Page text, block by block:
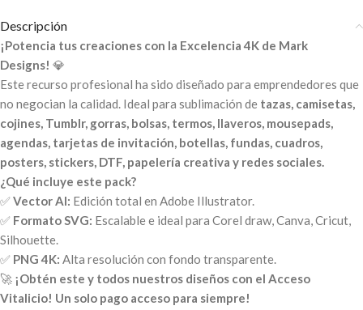
Descripción
¡Potencia tus creaciones con la Excelencia 4K de Mark
Designs! 💎
Este recurso profesional ha sido diseñado para emprendedores que
no negocian la calidad. Ideal para sublimación de tazas, camisetas,
cojines, Tumblr, gorras, bolsas, termos, llaveros, mousepads,
agendas, tarjetas de invitación, botellas, fundas, cuadros,
posters, stickers, DTF, papelería creativa y redes sociales.
¿Qué incluye este pack?
✅Vector AI: Edición total en Adobe Illustrator.
✅ Formato SVG: Escalable e ideal para Corel draw, Canva, Cricut,
Silhouette.
✅ PNG 4K: Alta resolución con fondo transparente.
🚀 ¡Obtén este y todos nuestros diseños con el Acceso
Vitalicio! Un solo pago acceso para siempre!